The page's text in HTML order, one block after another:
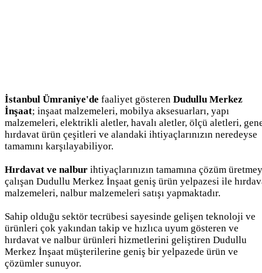
İstanbul Ümraniye'de faaliyet gösteren Dudullu Merkez
İnşaat; inşaat malzemeleri, mobilya aksesuarları, yapı
malzemeleri, elektrikli aletler, havalı aletler, ölçü aletleri,
hırdavat ürün çeşitleri ve alandaki ihtiyaçlarınızın neredeyse
tamamını karşılayabiliyor.
Hırdavat ve nalbur ihtiyaçlarınızın tamamına çözüm
çalışan Dudullu Merkez İnşaat geniş ürün yelpazesi ile
malzemeleri, nalbur malzemeleri satışı yapmaktadır.
Sahip olduğu sektör tecrübesi sayesinde gelişen teknoloji ve
ürünleri çok yakından takip ve hızlıca uyum gösteren ve
hırdavat ve nalbur ürünleri hizmetlerini geliştiren Dudullu
Merkez İnşaat müşterilerine geniş bir yelpazede ürün ve
çözümler sunuyor.